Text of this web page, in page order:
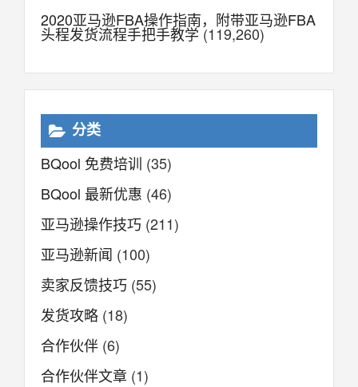
2020亚马逊FBA操作指南，附带亚马逊FBA
头程发货流程手把手教学(119,260)
分类
BQool 免费培训 (35)
BQool 最新优惠 (46)
亚马逊操作技巧 (211)
亚马逊新闻 (100)
卖家反馈技巧 (55)
发货攻略 (18)
合作伙伴 (6)
合作伙伴文章 (1)